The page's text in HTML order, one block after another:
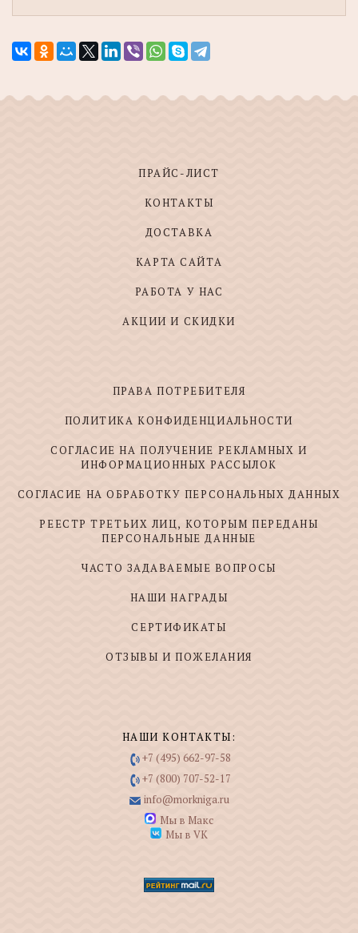
ПРАЙС-ЛИСТ
КОНТАКТЫ
ДОСТАВКА
КАРТА САЙТА
РАБОТА У НАС
АКЦИИ И СКИДКИ
ПРАВА ПОТРЕБИТЕЛЯ
ПОЛИТИКА КОНФИДЕНЦИАЛЬНОСТИ
СОГЛАСИЕ НА ПОЛУЧЕНИЕ РЕКЛАМНЫХ И
ИНФОРМАЦИОННЫХ РАССЫЛОК
СОГЛАСИЕ НА ОБРАБОТКУ ПЕРСОНАЛЬНЫХ ДАННЫХ
РЕЕСТР ТРЕТЬИХ ЛИЦ, КОТОРЫМ ПЕРЕДАНЫ
ПЕРСОНАЛЬНЫЕ ДАННЫЕ
ЧАСТО ЗАДАВАЕМЫЕ ВОПРОСЫ
НАШИ НАГРАДЫ
СЕРТИФИКАТЫ
ОТЗЫВЫ И ПОЖЕЛАНИЯ
НАШИ КОНТАКТЫ:
+7 (495) 662-97-58
+7 (800) 707-52-17
info@morkniga.ru
Мы в Макс
Мы в VK